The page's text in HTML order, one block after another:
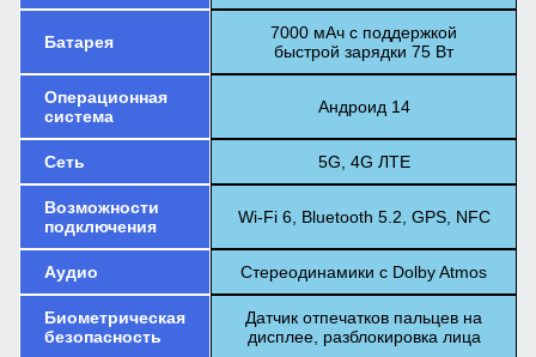
Батарея
7000 мАч с поддержкой
быстрой зарядки 75 Вт
Операционная
система
Андроид 14
Сеть 5G, 4G ЛТЕ
Возможности
подключения
Wi-Fi 6, Bluetooth 5.2, GPS, NFC
Аудио Стереодинамики с Dolby Atmos
Биометрическая
безопасность
Датчик отпечатков пальцев на
дисплее, разблокировка лица